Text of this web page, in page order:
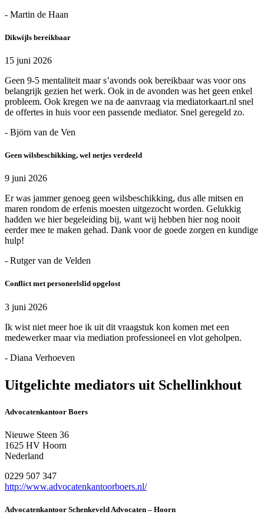
- Martin de Haan
Dikwijls bereikbaar
15 juni 2026
Geen 9-5 mentaliteit maar s’avonds ook bereikbaar was voor ons
belangrijk gezien het werk. Ook in de avonden was het geen enkel
probleem. Ook kregen we na de aanvraag via mediatorkaart.nl snel
de offertes in huis voor een passende mediator. Snel geregeld zo.
- Björn van de Ven
Geen wilsbeschikking, wel netjes verdeeld
9 juni 2026
Er was jammer genoeg geen wilsbeschikking, dus alle mitsen en
maren rondom de erfenis moesten uitgezocht worden. Gelukkig
hadden we hier begeleiding bij, want wij hebben hier nog nooit
eerder mee te maken gehad. Dank voor de goede zorgen en kundige
hulp!
- Rutger van de Velden
Conflict met personeelslid opgelost
3 juni 2026
Ik wist niet meer hoe ik uit dit vraagstuk kon komen met een
medewerker maar via mediation professioneel en vlot geholpen.
- Diana Verhoeven
Uitgelichte mediators uit Schellinkhout
Advocatenkantoor Boers
Nieuwe Steen 36
1625 HV Hoorn
Nederland
0229 507 347
http://www.advocatenkantoorboers.nl/
Advocatenkantoor Schenkeveld Advocaten – Hoorn